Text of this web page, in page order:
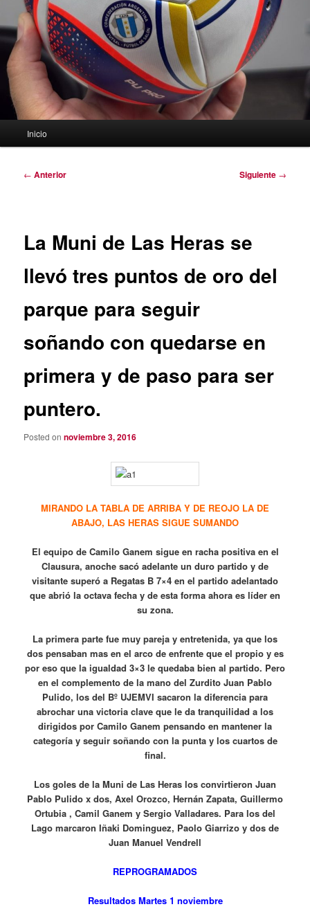
Inicio
Navegación
← Anterior Siguiente →
La Muni de Las Heras se
llevó tres puntos de oro del
parque para seguir
soñando con quedarse en
primera y de paso para ser
puntero.
Posted onnoviembre 3, 2016
MIRANDO LA TABLA DE ARRIBA Y DE REOJO LA DE
ABAJO, LAS HERAS SIGUE SUMANDO
El equipo de Camilo Ganem sigue en racha positiva en el
Clausura, anoche sacó adelante un duro partido y de
visitante superó a Regatas B 7×4 en el partido adelantado
que abrió la octava fecha y de esta forma ahora es líder en
su zona.
La primera parte fue muy pareja y entretenida, ya que los
dos pensaban mas en el arco de enfrente que el propio y es
por eso que la igualdad 3×3 le quedaba bien al partido. Pero
en el complemento de la mano del Zurdito Juan Pablo
Pulido, los del Bº UJEMVI sacaron la diferencia para
abrochar una victoria clave que le da tranquilidad a los
dirigidos por Camilo Ganem pensando en mantener la
categoría y seguir soñando con la punta y los cuartos de
final.
Los goles de la Muni de Las Heras los convirtieron Juan
Pablo Pulido x dos, Axel Orozco, Hernán Zapata, Guillermo
Ortubia , Camil Ganem y Sergio Valladares. Para los del
Lago marcaron Iñaki Dominguez, Paolo Giarrizo y dos de
Juan Manuel Vendrell
REPROGRAMADOS
Resultados Martes 1 noviembre